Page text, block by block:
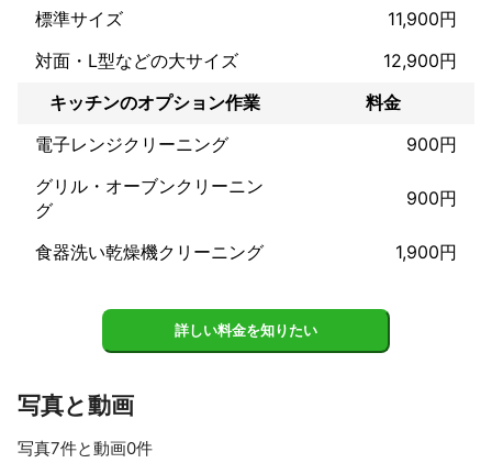
「またこの人にお願いしたい」と思っていただけるような、心の
最近は、こんなお声をいただくことが増えました。
「年を重ねるにつれ、掃除がしんどくなってきて…」
「ひとりで頑張ってきたけど、やっぱり大変。でも、業者さんに
頼むのはちょっと不安で」
「離れて暮らす親の家をきれいにしてあげたくて」
私たち夫婦も、小さな子どもを育てながら日々の暮らしを大切に
している家族です。
お客様が感じている「小さな不安」に、やさしく寄り添える存在
でありたいと願っています。
「話しかけやすい」「わかりやすい」「無理をさせない」——
そんな接客を心がけながら、丁寧に作業させていただきます。
私たちは、ただ「掃除をする」のではなく、
標準サイズ
11,900円
対面・L型などの大サイズ
12,900円
キッチンのオプション作業
料金
電子レンジクリーニング
900円
グリル・オーブンクリーニン
グ
900円
食器洗い乾燥機クリーニング 1,900円
詳しい料金を知りたい
写真と動画
写真7件と動画0件